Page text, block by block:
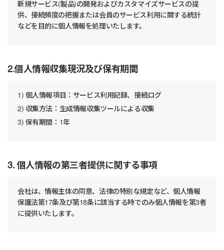
新規サービス(製品)の開発およびカスタマイズサービスの提
供、接続頻度の把握または会員のサービス利用に関する統計
などを目的に個人情報を処理いたします。
2.個人情報収集現況及び保有期間
1) 個人情報項目：サービス利用記録、接続ログ
2) 収集方法：生成情報収集ツールによる収集
3) 保有期間：1年
3. 個人情報の第三者提供に関する事項
会社は、情報主体の同意、法律の特別な規定など、個人情報
保護法第17条及び第18条に該当する時でのみ個人情報を第3者
に提供いたします。